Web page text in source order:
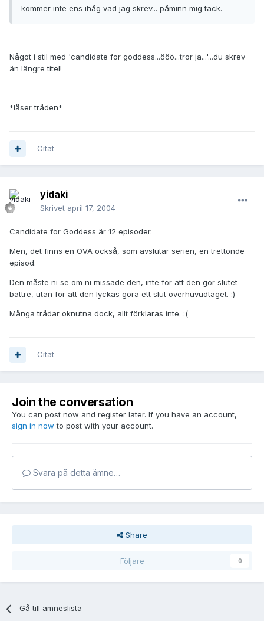
kommer inte ens ihåg vad jag skrev... påminn mig tack.
Något i stil med 'candidate for goddess...ööö...tror ja...'...du skrev
än längre titel!
*låser tråden*
Citat
yidaki
Skrivet april 17, 2004
Candidate for Goddess är 12 episoder.
Men, det finns en OVA också, som avslutar serien, en trettonde
episod.
Den måste ni se om ni missade den, inte för att den gör slutet
bättre, utan för att den lyckas göra ett slut överhuvudtaget. :)
Många trådar oknutna dock, allt förklaras inte. :(
Citat
Join the conversation
You can post now and register later. If you have an account,
sign in now to post with your account.
Svara på detta ämne…
Share
Följare 0
Gå till ämneslista